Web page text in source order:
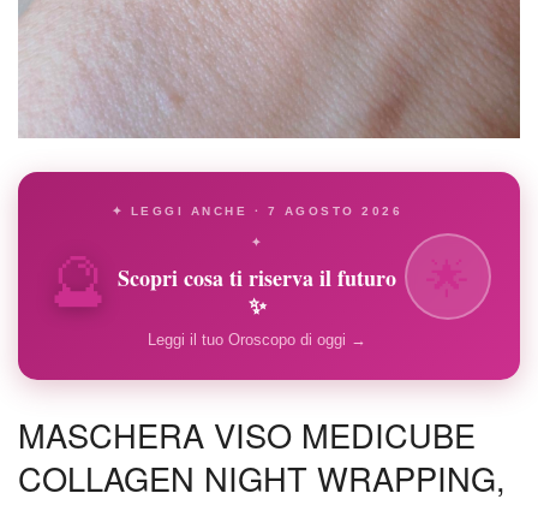
🔮
✦ LEGGI ANCHE · 7 AGOSTO 2026
✦
Scopri cosa ti riserva il futuro
✨
Leggi il tuo Oroscopo di oggi →
MASCHERA VISO MEDICUBE
COLLAGEN NIGHT WRAPPING,